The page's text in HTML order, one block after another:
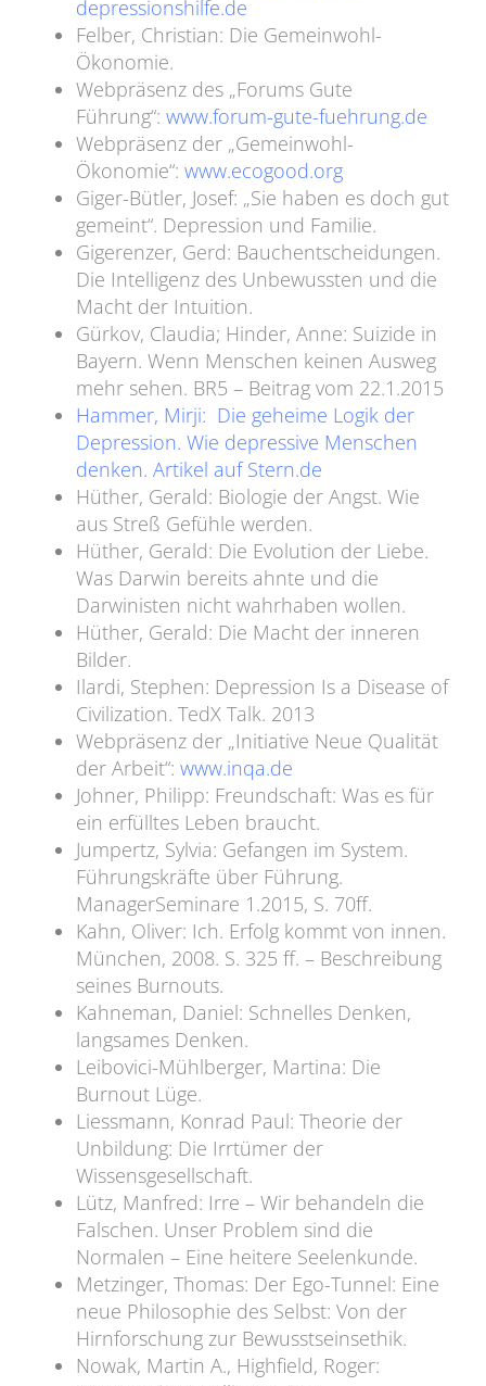
depressionshilfe.de
Felber, Christian: Die Gemeinwohl-
Ökonomie.
Webpräsenz des „Forums Gute
Führung“: www.forum-gute-fuehrung.de
Webpräsenz der „Gemeinwohl-
Ökonomie“: www.ecogood.org
Giger-Bütler, Josef: „Sie haben es doch gut
gemeint“. Depression und Familie.
Gigerenzer, Gerd: Bauchentscheidungen.
Die Intelligenz des Unbewussten und die
Macht der Intuition.
Gürkov, Claudia; Hinder, Anne: Suizide in
Bayern. Wenn Menschen keinen Ausweg
mehr sehen. BR5 – Beitrag vom 22.1.2015
Hammer, Mirji: Die geheime Logik der
Depression. Wie depressive Menschen
denken. Artikel auf Stern.de
Hüther, Gerald: Biologie der Angst. Wie
aus Streß Gefühle werden.
Hüther, Gerald: Die Evolution der Liebe.
Was Darwin bereits ahnte und die
Darwinisten nicht wahrhaben wollen.
Hüther, Gerald: Die Macht der inneren
Bilder.
Ilardi, Stephen: Depression Is a Disease of
Civilization. TedX Talk. 2013
Webpräsenz der „Initiative Neue Qualität
der Arbeit“: www.inqa.de
Johner, Philipp: Freundschaft: Was es für
ein erfülltes Leben braucht.
Jumpertz, Sylvia: Gefangen im System.
Führungskräfte über Führung.
ManagerSeminare 1.2015, S. 70ff.
Kahn, Oliver: Ich. Erfolg kommt von innen.
München, 2008. S. 325 ff. – Beschreibung
seines Burnouts.
Kahneman, Daniel: Schnelles Denken,
langsames Denken.
Leibovici-Mühlberger, Martina: Die
Burnout Lüge.
Liessmann, Konrad Paul: Theorie der
Unbildung: Die Irrtümer der
Wissensgesellschaft.
Lütz, Manfred: Irre – Wir behandeln die
Falschen. Unser Problem sind die
Normalen – Eine heitere Seelenkunde.
Metzinger, Thomas: Der Ego-Tunnel: Eine
neue Philosophie des Selbst: Von der
Hirnforschung zur Bewusstseinsethik.
Nowak, Martin A., Highfield, Roger: